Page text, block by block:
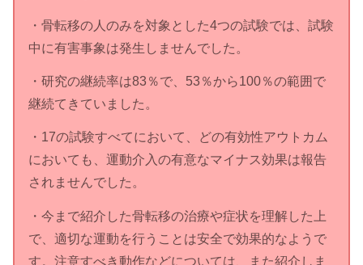
・骨転移の人のみを対象とした4つの試験では、試験
中に有害事象は発生しませんでした。
・研究の継続率は83％で、53％から100％の範囲で
継続てきていました。
・17の試験すべてにおいて、どの有効性アウトカム
においても、運動介入の有意なマイナス効果は報告
されませんでした。
・今まで紹介した骨転移の治療や症状を理解した上
で、適切な運動を行うことは安全で効果的なようで
す。注意すべき動作などについては、また紹介しま